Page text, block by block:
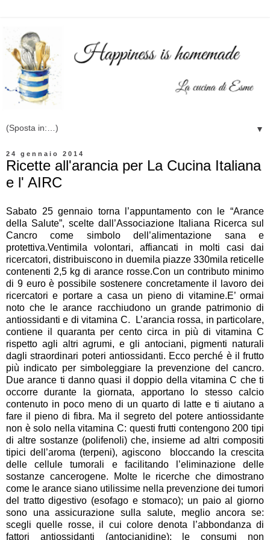
▼
24 gennaio 2014
Ricette all'arancia per La Cucina Italiana
e l' AIRC
Sabato 25 gennaio torna l’appuntamento con le “Arance
della Salute”, scelte dall’Associazione Italiana Ricerca sul
Cancro come simbolo dell’alimentazione sana e
protettiva.Ventimila volontari, affiancati in molti casi dai
ricercatori, distribuiscono in duemila piazze 330mila reticelle
contenenti 2,5 kg di arance rosse.Con un contributo minimo
di 9 euro è possibile sostenere concretamente il lavoro dei
ricercatori e portare a casa un pieno di vitamine.E’ ormai
noto che le arance racchiudono un grande patrimonio di
antiossidanti e di vitamina C. L’arancia rossa, in particolare,
contiene il quaranta per cento circa in più di vitamina C
rispetto agli altri agrumi, e gli antociani, pigmenti naturali
dagli straordinari poteri antiossidanti. Ecco perché è il frutto
più indicato per simboleggiare la prevenzione del cancro.
Due arance ti danno quasi il doppio della vitamina C che ti
occorre durante la giornata, apportano lo stesso calcio
contenuto in poco meno di un quarto di latte e ti aiutano a
fare il pieno di fibra. Ma il segreto del potere antiossidante
non è solo nella vitamina C: questi frutti contengono 200 tipi
di altre sostanze (polifenoli) che, insieme ad altri compositi
tipici dell’aroma (terpeni), agiscono bloccando la crescita
delle cellule tumorali e facilitando l’eliminazione delle
sostanze cancerogene. Molte le ricerche che dimostrano
come le arance siano utilissime nella prevenzione dei tumori
del tratto digestivo (esofago e stomaco); un paio al giorno
sono una assicurazione sulla salute, meglio ancora se:
scegli quelle rosse, il cui colore denota l’abbondanza di
fattori antiossidanti (antocianidine); le consumi non